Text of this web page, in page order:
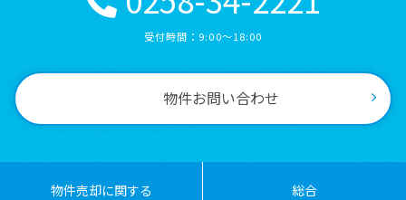
受付時間：9:00～18:00
物件お問い合わせ
物件売却に関する
総合